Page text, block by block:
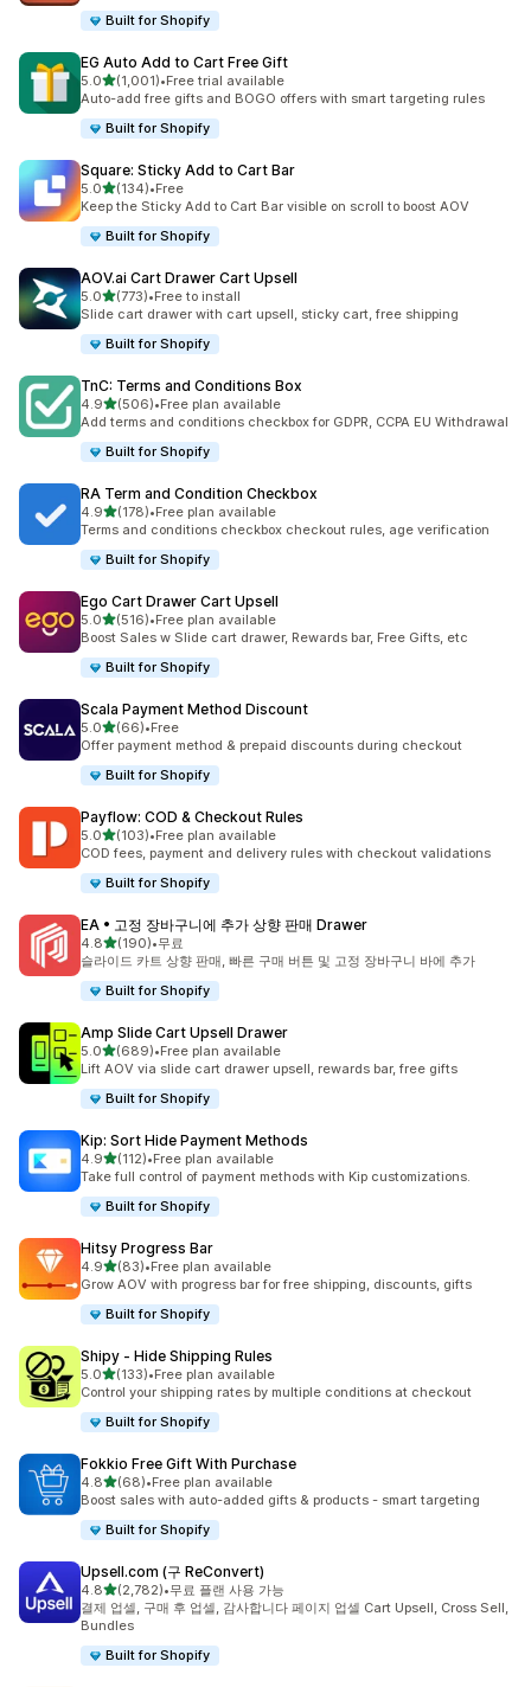
Built for Shopify
EG Auto Add to Cart Free Gift
5.0별 5개 중
(1,001)
총 리뷰 1001개
•Free trial available
Auto-add free gifts and BOGO offers with smart targeting rules
Built for Shopify
Square: Sticky Add to Cart Bar
5.0별 5개 중
(134)
총 리뷰 134개
•Free
Keep the Sticky Add to Cart Bar visible on scroll to boost AOV
Built for Shopify
AOV.ai Cart Drawer Cart Upsell
5.0별 5개 중
(773)
총 리뷰 773개
•Free to install
Slide cart drawer with cart upsell, sticky cart, free shipping
Built for Shopify
TnC: Terms and Conditions Box
4.9별 5개 중
(506)
총 리뷰 506개
•Free plan available
Add terms and conditions checkbox for GDPR, CCPA EU Withdrawal
Built for Shopify
RA Term and Condition Checkbox
4.9별 5개 중
(178)
총 리뷰 178개
•Free plan available
Terms and conditions checkbox checkout rules, age verification
Built for Shopify
Ego Cart Drawer Cart Upsell
5.0별 5개 중
(516)
총 리뷰 516개
•Free plan available
Boost Sales w Slide cart drawer, Rewards bar, Free Gifts, etc
Built for Shopify
Scala Payment Method Discount
5.0별 5개 중
(66)
총 리뷰 66개
•Free
Offer payment method & prepaid discounts during checkout
Built for Shopify
Payflow: COD & Checkout Rules
5.0별 5개 중
(103)
총 리뷰 103개
•Free plan available
COD fees, payment and delivery rules with checkout validations
Built for Shopify
EA • 고정 장바구니에 추가 상향 판매 Drawer
4.8별 5개 중
(190)
총 리뷰 190개
•무료
슬라이드 카트 상향 판매, 빠른 구매 버튼 및 고정 장바구니 바에 추가
Built for Shopify
Amp Slide Cart Upsell Drawer
5.0별 5개 중
(689)
총 리뷰 689개
•Free plan available
Lift AOV via slide cart drawer upsell, rewards bar, free gifts
Built for Shopify
Kip: Sort Hide Payment Methods
4.9별 5개 중
(112)
총 리뷰 112개
•Free plan available
Take full control of payment methods with Kip customizations.
Built for Shopify
Hitsy Progress Bar
4.9별 5개 중
(83)
총 리뷰 83개
•Free plan available
Grow AOV with progress bar for free shipping, discounts, gifts
Built for Shopify
Shipy ‑ Hide Shipping Rules
5.0별 5개 중
(133)
총 리뷰 133개
•Free plan available
Control your shipping rates by multiple conditions at checkout
Built for Shopify
Fokkio Free Gift With Purchase
4.8별 5개 중
(68)
총 리뷰 68개
•Free plan available
Boost sales with auto-added gifts & products - smart targeting
Built for Shopify
Upsell.com (구 ReConvert)
4.8별 5개 중
(2,782)
총 리뷰 2782개
•무료 플랜 사용 가능
결제 업셀, 구매 후 업셀, 감사합니다 페이지 업셀 Cart Upsell, Cross Sell,
Bundles
Built for Shopify